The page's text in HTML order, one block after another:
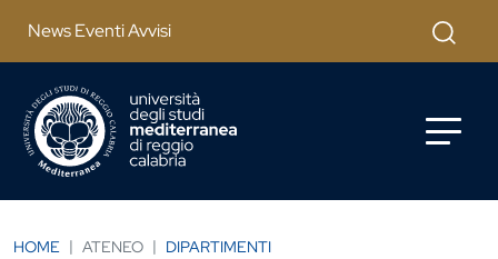
News Eventi Avvisi Cerca
HOME ATENEO
DIPARTIMENTI